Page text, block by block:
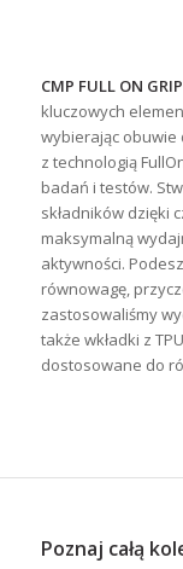
CMP FULL ON GRIP
kluczowych
wybierając obuwie
z technologią
badań i testów.
składników dzięki
maksymalną
aktywności.
równowagę,
zastosowaliśmy
także wkładki z
dostosowane do
Poznaj całą